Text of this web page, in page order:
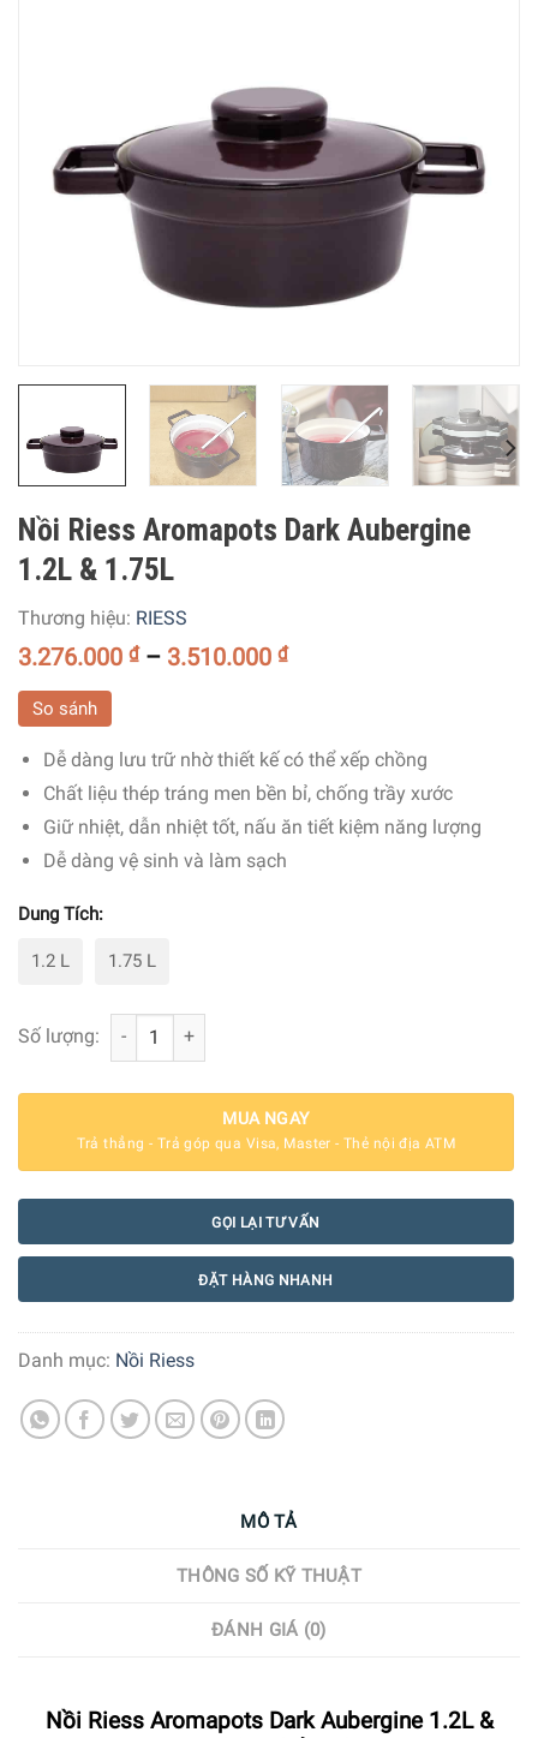
Nồi Riess Aromapots Dark Aubergine
1.2L & 1.75L
Thương hiệu: RIESS
3.276.000 ₫– 3.510.000 ₫
So sánh
Dễ dàng lưu trữ nhờ thiết kế có thể xếp chồng
Chất liệu thép tráng men bền bỉ, chống trầy xước
Giữ nhiệt, dẫn nhiệt tốt, nấu ăn tiết kiệm năng lượng
Dễ dàng vệ sinh và làm sạch
Dung Tích:
1.2 L 1.75 L
Số lượng: Nồi Riess Aromapots Dark Aubergine 1.2L & 1.75L số
MUA NGAY
Trả thẳng - Trả góp qua Visa, Master - Thẻ nội địa ATM
GỌI LẠI TƯ VẤN
ĐẶT HÀNG NHANH
Danh mục: Nồi Riess
MÔ TẢ
THÔNG SỐ KỸ THUẬT
ĐÁNH GIÁ (0)
Nồi Riess Aromapots Dark Aubergine 1.2L &